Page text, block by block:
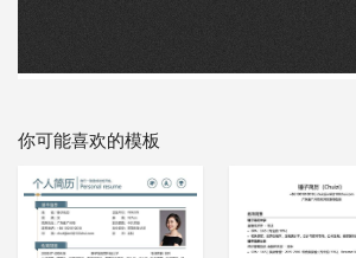
你可能喜欢的模板